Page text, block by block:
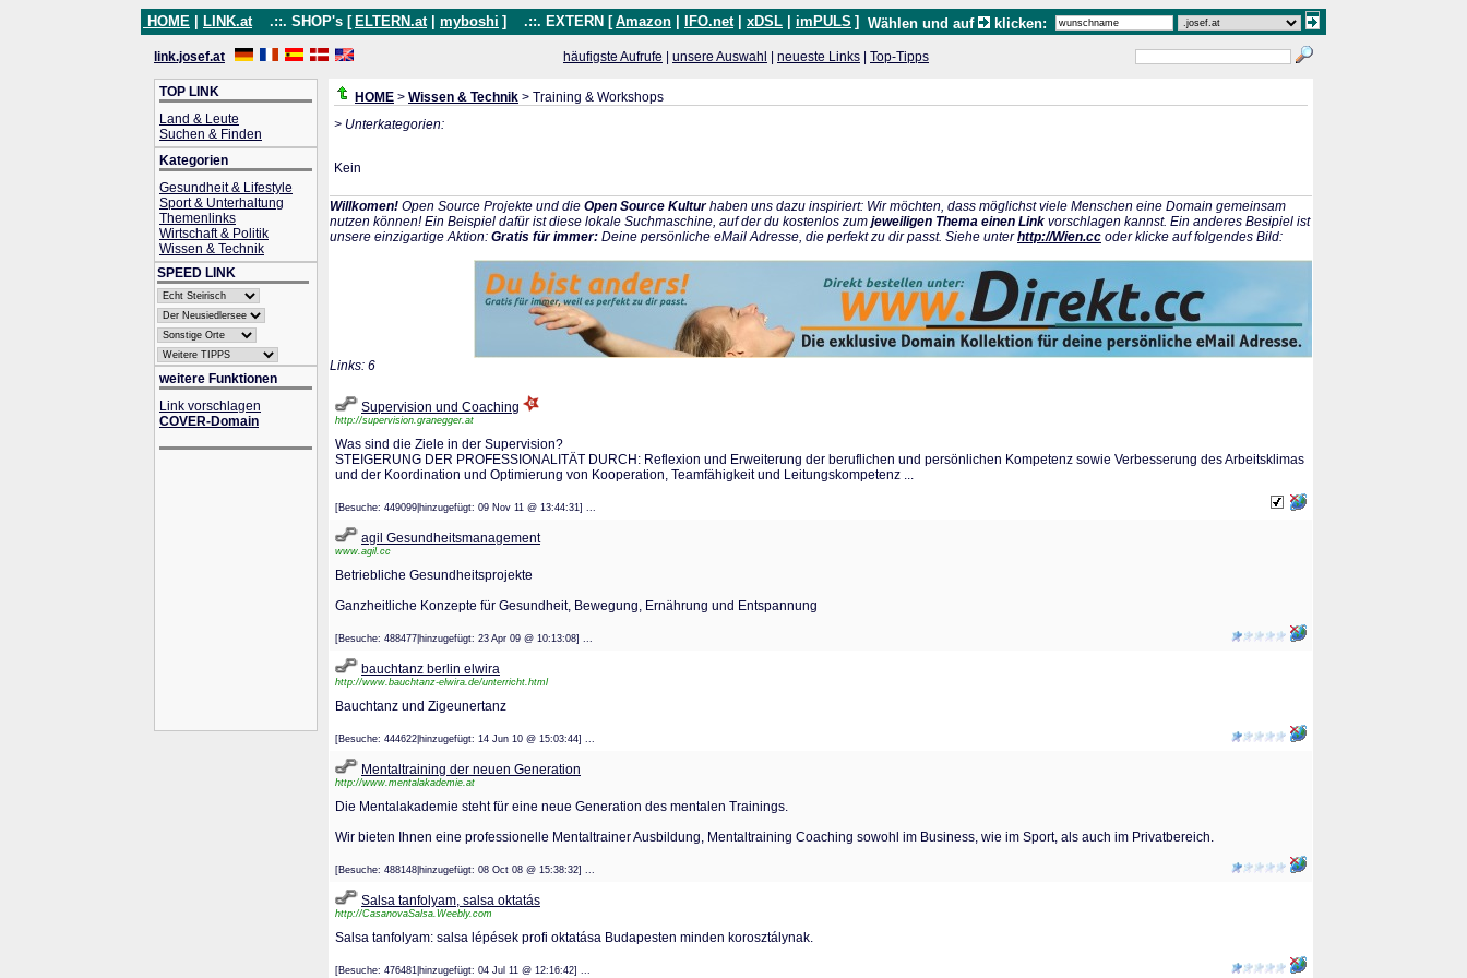
HOME LINK.at .::. SHOP's [ ELTERN.at myboshi ] .::. EXTERN [ Amazon IFO.net xDSL imPULS ] Wählen und auf klicken:
link.josef.at häufigste Aufrufe unsere Auswahl neueste Links Top-Tipps
TOP LINK
Land & Leute
Suchen & Finden
Kategorien
Gesundheit & Lifestyle
Sport & Unterhaltung
Themenlinks
Wirtschaft & Politik
Wissen & Technik
SPEED LINK
weitere Funktionen
Link vorschlagen
COVER-Domain
HOME > Wissen & Technik > Training & Workshops
> Unterkategorien:
Kein
Willkomen! Open Source Projekte und die Open Source Kulturhaben uns dazu inspiriert: Wir möchten, dass möglichst viele Menschen eine Domain gemeinsam
nutzen können! Ein Beispiel dafür ist diese lokale Suchmaschine, auf der du kostenlos zum jeweiligen Thema einen Link vorschlagen kannst. Ein anderes Besipiel ist
unsere einzigartige Aktion: Gratis für immer: Deine persönliche eMail Adresse, die perfekt zu dir passt. Siehe unterhttp://Wien.cc oder klicke auf folgendes Bild:
Links: 6
Supervision und Coaching
http://supervision.granegger.at
Was sind die Ziele in der Supervision?
STEIGERUNG DER PROFESSIONALITÄT DURCH: Reflexion und Erweiterung der beruflichen und persönlichen Kompetenz sowie Verbesserung des Arbeitsklimas
und der Koordination und Optimierung von Kooperation, Teamfähigkeit und Leitungskompetenz ...
[Besuche: 449099|hinzugefügt: 09 Nov 11 @ 13:44:31] ...
agil Gesundheitsmanagement
www.agil.cc
Betriebliche Gesundheitsprojekte
Ganzheitliche Konzepte für Gesundheit, Bewegung, Ernährung und Entspannung
[Besuche: 488477|hinzugefügt: 23 Apr 09 @ 10:13:08] ...
bauchtanz berlin elwira
http://www.bauchtanz-elwira.de/unterricht.html
Bauchtanz und Zigeunertanz
[Besuche: 444622|hinzugefügt: 14 Jun 10 @ 15:03:44] ...
Mentaltraining der neuen Generation
http://www.mentalakademie.at
Die Mentalakademie steht für eine neue Generation des mentalen Trainings.
Wir bieten Ihnen eine professionelle Mentaltrainer Ausbildung, Mentaltraining Coaching sowohl im Business, wie im Sport, als auch im Privatbereich.
[Besuche: 488148|hinzugefügt: 08 Oct 08 @ 15:38:32] ...
Salsa tanfolyam, salsa oktatás
http://CasanovaSalsa.Weebly.com
Salsa tanfolyam: salsa lépések profi oktatása Budapesten minden korosztálynak.
[Besuche: 476481|hinzugefügt: 04 Jul 11 @ 12:16:42] ...